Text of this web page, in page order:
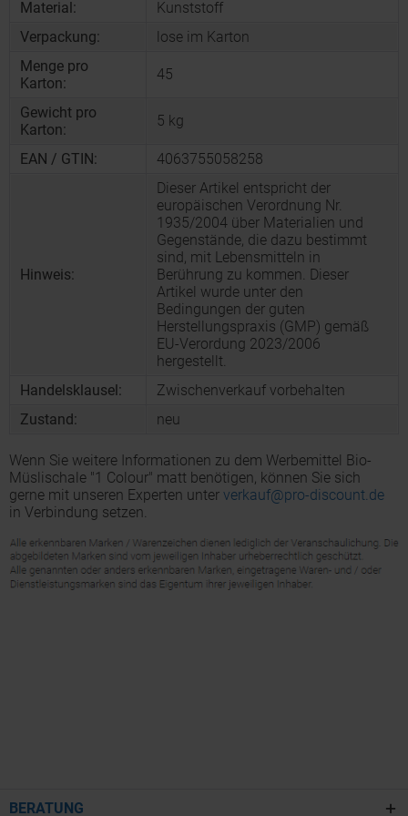
Material:
Kunststoff
Verpackung:
lose im Karton
Menge pro
Karton:
45
Gewicht pro
Karton:
5 kg
EAN / GTIN: 4063755058258
Hinweis:
Dieser Artikel entspricht der
europäischen Verordnung Nr.
1935/2004 über Materialien und
Gegenstände, die dazu bestimmt
sind, mit Lebensmitteln in
Berührung zu kommen. Dieser
Artikel wurde unter den
Bedingungen der guten
Herstellungspraxis (GMP) gemäß
EU-Verordung 2023/2006
hergestellt.
Handelsklausel:
Zwischenverkauf vorbehalten
Zustand:
neu
Wenn Sie weitere Informationen zu dem Werbemittel Bio-
Müslischale "1 Colour" matt benötigen, können Sie sich
gerne mit unseren Experten unter verkauf@pro-discount.de
in Verbindung setzen.
BERATUNG